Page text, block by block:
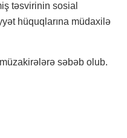
təsvirinin sosial
hüquqlarına müdaxilə
səbəb olub.